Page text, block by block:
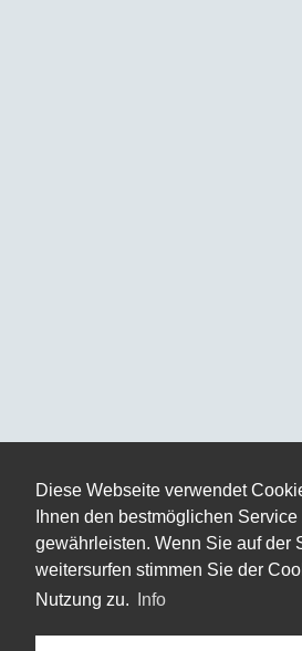
Diese Webseite verwendet
Ihnen den bestmöglichen Service
gewährleisten. Wenn Sie auf der
weitersurfen stimmen Sie der
Nutzung zu.
Info